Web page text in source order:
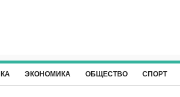
ЭКОНОМИКА ОБЩЕСТВО СПОРТ